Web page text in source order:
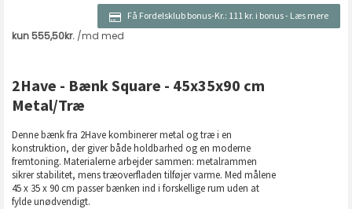
Få Fordelsklub bonus-Kr.: 111 kr. i bonus- Læs mere
2Have - Bænk Square - 45x35x90 cm
Metal/Træ
Denne bænk fra 2Have kombinerer metal og træ i en
konstruktion, der giver både holdbarhed og en moderne
fremtoning. Materialerne arbejder sammen: metalrammen
sikrer stabilitet, mens træoverfladen tilføjer varme. Med målene
45 x 35 x 90 cm passer bænken ind i forskellige rum uden at
fylde unødvendigt.